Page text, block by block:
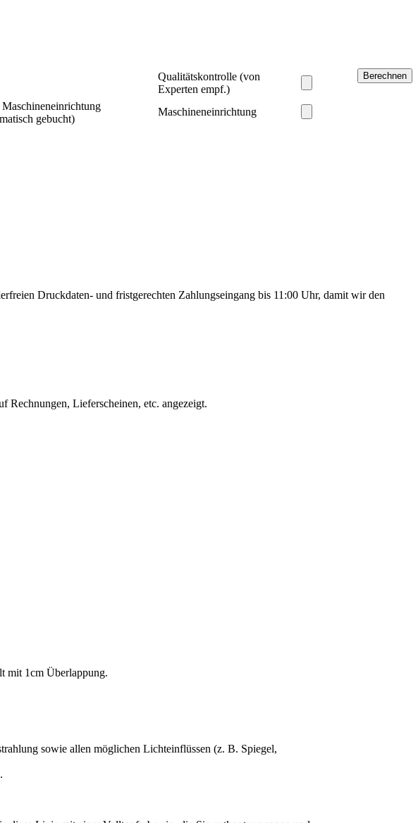
Qualitätskontrolle (von
Experten empf.)
Maschineneinrichtung
gebucht)
Maschineneinrichtung
Druckdaten- und fristgerechten Zahlungseingang bis 11:00 Uhr, damit wir den
Rechnungen, Lieferscheinen, etc. angezeigt.
mit 1cm Überlappung.
sowie allen möglichen Lichteinflüssen (z. B. Spiegel,